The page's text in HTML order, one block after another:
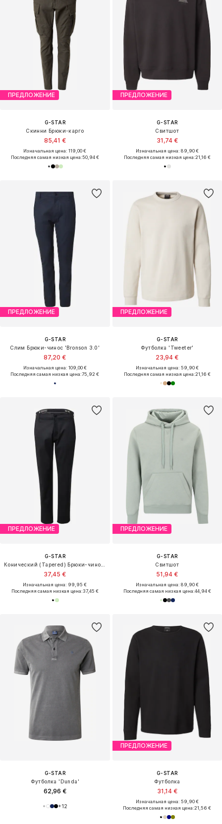
ПРЕДЛОЖЕНИЕ
G-STAR
Скинни Брюки-карго
85,41 €
Изначальная цена: 119,00 €
Последняя самая низкая цена:50,94 €
ПРЕДЛОЖЕНИЕ
G-STAR
Свитшот
31,74 €
Изначальная цена: 89,90 €
Последняя самая низкая цена:21,16 €
ПРЕДЛОЖЕНИЕ
G-STAR
Слим Брюки-чинос 'Bronson 3.0'
87,20 €
Изначальная цена: 109,00 €
Последняя самая низкая цена:75,92 €
ПРЕДЛОЖЕНИЕ
G-STAR
Футболка 'Tweeter'
23,94 €
Изначальная цена: 59,90 €
Последняя самая низкая цена:21,16 €
ПРЕДЛОЖЕНИЕ
G-STAR
37,45 €
Изначальная цена: 99,95 €
Последняя самая низкая цена:37,45 €
ПРЕДЛОЖЕНИЕ
G-STAR
Свитшот
51,94 €
Изначальная цена: 89,90 €
Последняя самая низкая цена:44,94 €
G-STAR
Футболка 'Dunda'
62,96 €
+12
ПРЕДЛОЖЕНИЕ
G-STAR
Футболка
31,14 €
Изначальная цена: 59,90 €
Последняя самая низкая цена:21,56 €